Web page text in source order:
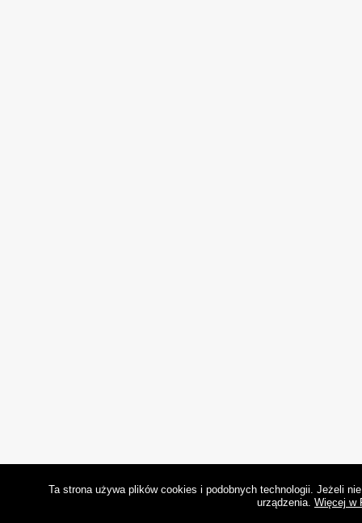
Ta strona używa plików cookies i podobnych technologii. Jeżeli
urządzenia. Więcej w